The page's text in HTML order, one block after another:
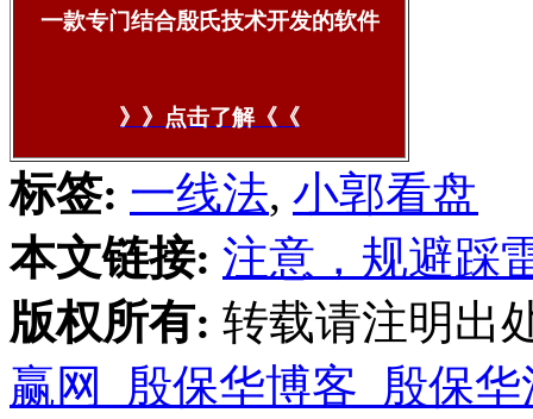
一款专门结合殷氏技术开发的软件
》》点击了解《《
标签: 一线法, 小郭看盘
本文链接: 注意，规避踩
版权所有: 转载请注明出
赢网_殷保华博客_殷保